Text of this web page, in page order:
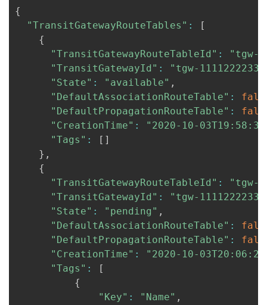
{
"TransitGatewayRouteTables" :
[
{
"TransitGatewayRouteTableId" :
"tgw-
"TransitGatewayId" :
"tgw-
"State" : "available" ,
"DefaultAssociationRouteTable" :
"DefaultPropagationRouteTable" :
"CreationTime" :
"2020-10-
"Tags" : [ ]
} ,
{
"TransitGatewayRouteTableId" :
"tgw-
"TransitGatewayId" :
"tgw-
"State" : "pending" ,
"DefaultAssociationRouteTable" :
"DefaultPropagationRouteTable" :
"CreationTime" :
"2020-10-
"Tags" :
[
{
"Key" : "Name" ,